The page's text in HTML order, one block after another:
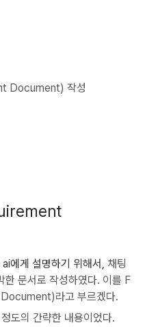
Document) 작성
ai에게 설명하기 위해서, 채팅
한 문서로 작성하였다. 이를 F
라고 부르겠다.
도의 간략한 내용이었다.